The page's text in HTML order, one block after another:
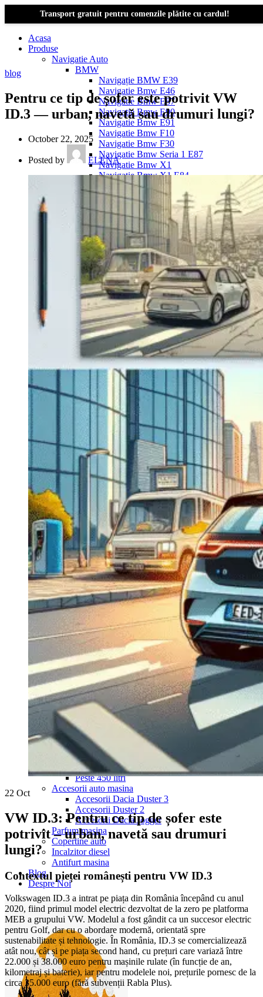
Transport gratuit pentru comenzile plătite cu cardul!
Acasa
Produse
Navigatie Auto
BMW
Navigație BMW E39
Navigatie Bmw E46
Navigatie Bmw E87
Navigatie Bmw E90
Navigatie Bmw E91
Navigatie Bmw F10
Navigatie Bmw F30
Navigatie Bmw Seria 1 E87
Navigatie Bmw X1
Navigatie Bmw X1 E84
Navigatie BMW X3
Navigatie BMW X3 E83
Navigatie BMW X3 f25
Dacia Logan
Navigație Dacia Logan 1 (2004–2012)
Navigație Dacia Logan 2 (2012–2020)
Navigație Dacia Logan 3 (2020–Prezent)
Dacia Duster
Navigatie Duster 2011
Navigatie Duster 2019
Audi
Navigatie Audi A3 8p
Navigatie Audi A4
Navigatie Audi A4 B6
Navigatie Audi A4 B7
Navigatie Audi A4 B8
Navigatie Audi A5
Navigatie Audi A6 C5
Navigatie Audi A6 C6
Navigatie Audi A6 C7
Navigatie Audi Q5
Ford
Navigație Ford Fiesta
Navigație Ford Focus 1
Navigație Ford Focus 2
Navigație Ford Focus MK3
Navigație Ford Mondeo MK3
Navigație Ford Mondeo MK4
Navigație Ford Transit
Navigație Mercedes C Class W203
Navigație Mercedes C Class W204
Navigație Mercedes W203
Navigație Mercedes W204
Navigație Mercedes W211
Navigație Mercedes Sprinter
Passat
Navigație Passat B5
Navigație Passat B5 5
Navigație Passat B6
Navigație Passat B7
Navigație Passat B8
Navigație Passat CC
Skoda
Navigație Skoda Fabia 1
Navigație Skoda Fabia 2
Navigație Skoda Octavia 1
Navigație Skoda Octavia 2
Navigație Skoda Octavia 3
Navigație Skoda Rapid
Navigație Skoda Superb 1
Navigație Skoda Superb 2
Navigație Toyota Avensis T25
Portbagaj Plafon Auto
Sub 350 Litri
Peste 350 Litri
Peste 450 litri
Accesorii auto masina
Accesorii Dacia Duster 3
Accesorii Duster 2
Accesorii Dacia Jogger
Parfum masina
Copertine auto
Incalzitor diesel
Antifurt masina
Blog
Despre Noi
blog
Pentru ce tip de șofer este potrivit VW
ID.3 — urban, navetă sau drumuri lungi?
October 22, 2025
Posted by ELENA
22 Oct
VW ID.3: Pentru ce tip de șofer este
potrivit – urban, navetă sau drumuri
lungi?
Contextul pieței românești pentru VW ID.3
Volkswagen ID.3 a intrat pe piața din România începând cu anul
2020, fiind primul model electric dezvoltat de la zero pe platforma
MEB a grupului VW. Modelul a fost gândit ca un succesor electric
pentru Golf, dar cu o abordare modernă, orientată spre
sustenabilitate și tehnologie. În România, ID.3 se comercializează
atât nou, cât și pe piața second hand, cu prețuri care variază între
22.000 și 38.000 euro pentru mașinile rulate (în funcție de an,
kilometraj și baterie), iar pentru modelele noi, prețurile pornesc de la
circa 35.000 euro (fără subvenții Rabla Plus).